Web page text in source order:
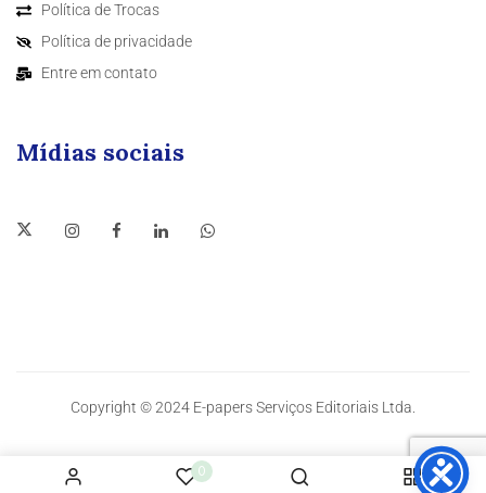
0
Política de Trocas
Política de privacidade
Entre em contato
Mídias sociais
Copyright © 2024 E-papers Serviços Editoriais Ltda.